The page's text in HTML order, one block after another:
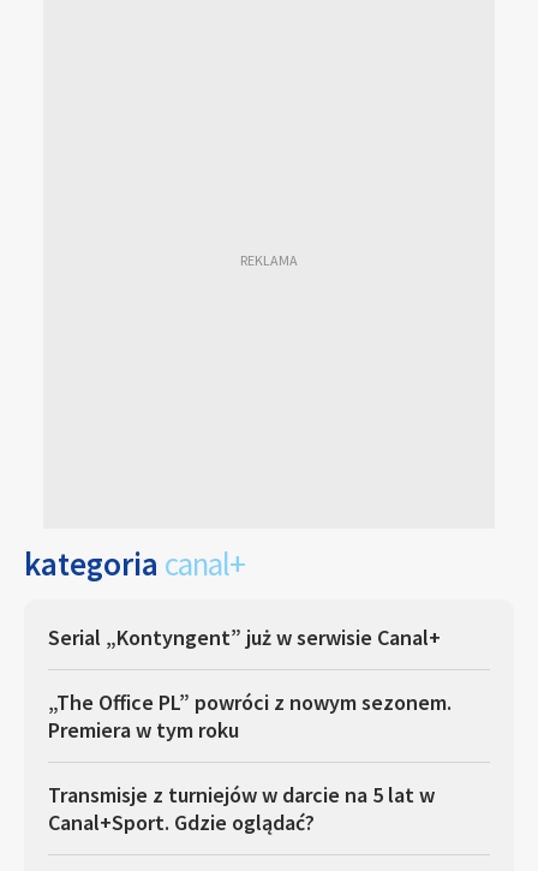
kategoria canal+
Serial „Kontyngent” już w serwisie Canal+
„The Office PL” powróci z nowym sezonem.
Premiera w tym roku
Transmisje z turniejów w darcie na 5 lat w
Canal+Sport. Gdzie oglądać?